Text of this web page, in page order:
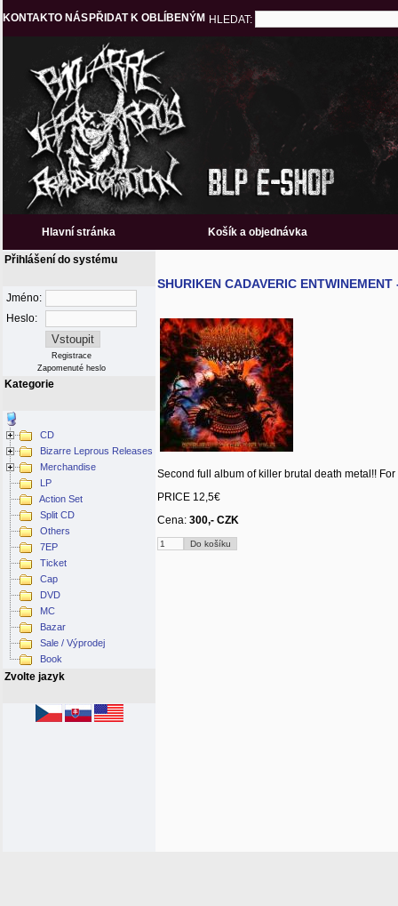
KONTAKTO NÁS PŘIDAT K OBLÍBENÝM HLEDAT:
Hlavní stránka Košík a objednávka
Přihlášení do systému
Jméno:
Heslo:
Registrace
Zapomenuté heslo
Kategorie
CD
Bizarre Leprous Releases
Merchandise
LP
Action Set
Split CD
Others
7EP
Ticket
Cap
DVD
MC
Bazar
Sale / Výprodej
Book
Zvolte jazyk
SHURIKEN CADAVERIC
Second full album of killer brutal death metal!!
PRICE 12,5€
Cena: 300,- CZK